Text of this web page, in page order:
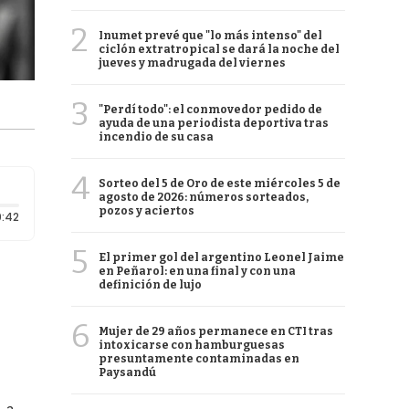
Duración: 42 segundos
2
Inumet prevé que "lo más intenso" del
ciclón extratropical se dará la noche del
jueves y madrugada del viernes
3
"Perdí todo": el conmovedor pedido de
ayuda de una periodista deportiva tras
incendio de su casa
4
Sorteo del 5 de Oro de este miércoles 5 de
agosto de 2026: números sorteados,
pozos y aciertos
5
El primer gol del argentino Leonel Jaime
en Peñarol: en una final y con una
definición de lujo
6
Mujer de 29 años permanece en CTI tras
intoxicarse con hamburguesas
presuntamente contaminadas en
Paysandú